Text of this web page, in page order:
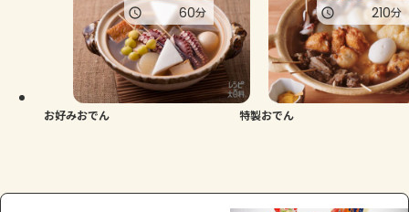
トーク
よくあるお問い合わせ
お買い物
お好みおでん
60分
特製おでん
210分